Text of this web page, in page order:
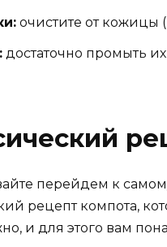
очистите от кожицы
достаточно промыть
перейдем к
рецепт компота,
и для этого вам